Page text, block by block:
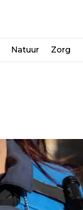
Natuur Zorg